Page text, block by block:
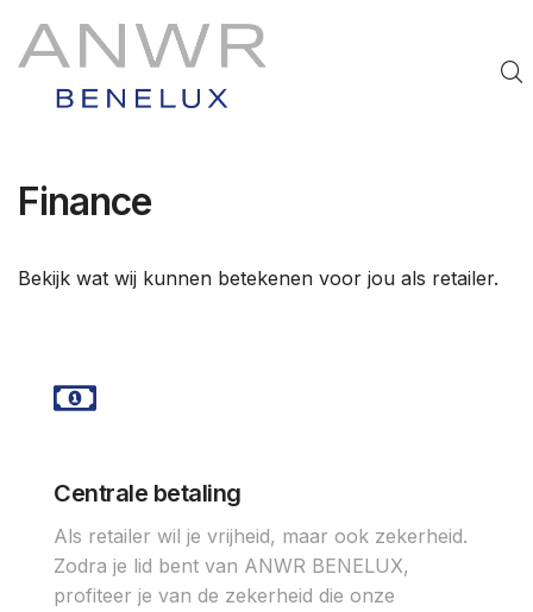
Finance
Bekijk wat wij kunnen betekenen voor jou als retailer.
Centrale betaling
Als retailer wil je vrijheid, maar ook zekerheid.
Zodra je lid bent van ANWR BENELUX,
profiteer je van de zekerheid die onze